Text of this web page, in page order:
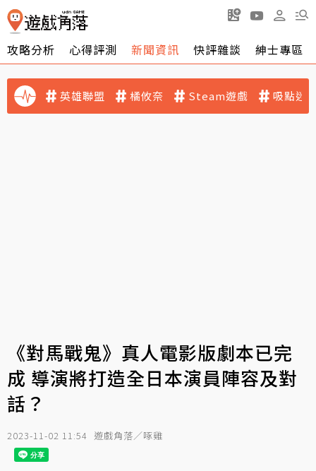
攻略分析 心得評測 新聞資訊 快評雜談 紳士專區
英雄聯盟 橘攸奈 Steam遊戲 吸點迷
《對馬戰鬼》真人電影版劇本已完
成 導演將打造全日本演員陣容及對
話？
2023-11-02 11:54 遊戲角落／啄雞